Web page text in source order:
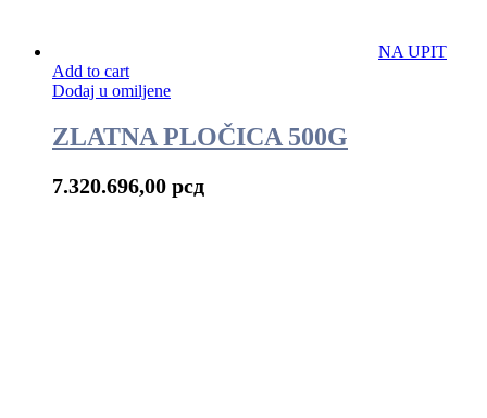
NA UPIT
Add to cart
Dodaj u omiljene
ZLATNA PLOČICA 500G
7.320.696,00 рсд